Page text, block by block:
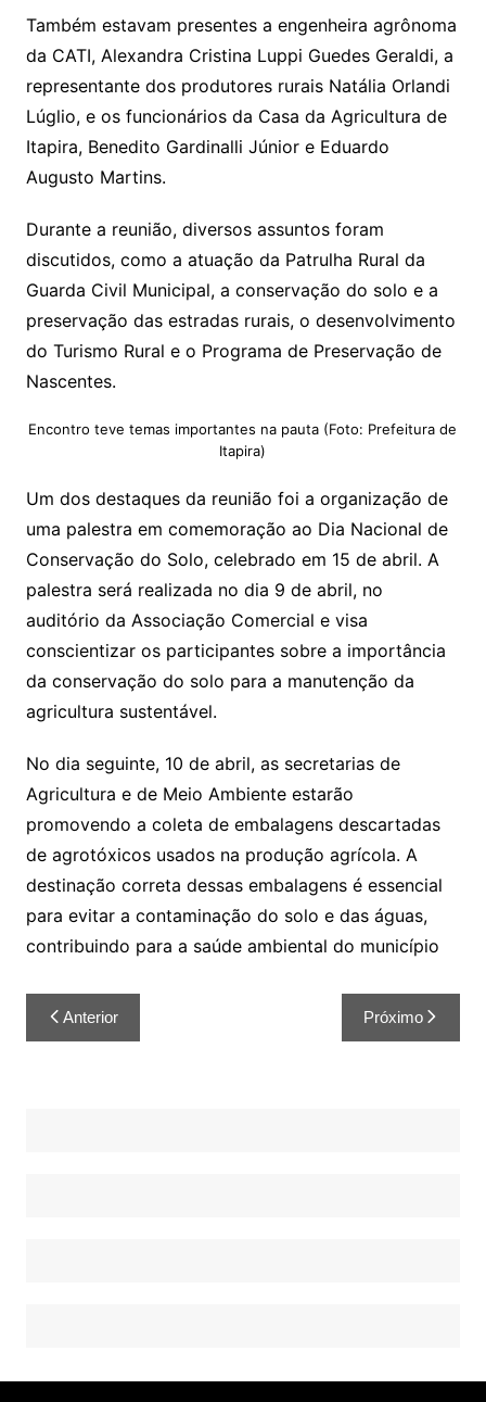
Também estavam presentes a engenheira agrônoma
da CATI, Alexandra Cristina Luppi Guedes Geraldi, a
representante dos produtores rurais Natália Orlandi
Lúglio, e os funcionários da Casa da Agricultura de
Itapira, Benedito Gardinalli Júnior e Eduardo
Augusto Martins.
Durante a reunião, diversos assuntos foram
discutidos, como a atuação da Patrulha Rural da
Guarda Civil Municipal, a conservação do solo e a
preservação das estradas rurais, o desenvolvimento
do Turismo Rural e o Programa de Preservação de
Nascentes.
Encontro teve temas importantes na pauta (Foto: Prefeitura de
Itapira)
Um dos destaques da reunião foi a organização de
uma palestra em comemoração ao Dia Nacional de
Conservação do Solo, celebrado em 15 de abril. A
palestra será realizada no dia 9 de abril, no
auditório da Associação Comercial e visa
conscientizar os participantes sobre a importância
da conservação do solo para a manutenção da
agricultura sustentável.
No dia seguinte, 10 de abril, as secretarias de
Agricultura e de Meio Ambiente estarão
promovendo a coleta de embalagens descartadas
de agrotóxicos usados na produção agrícola. A
destinação correta dessas embalagens é essencial
para evitar a contaminação do solo e das águas,
contribuindo para a saúde ambiental do município
Anterior Próximo